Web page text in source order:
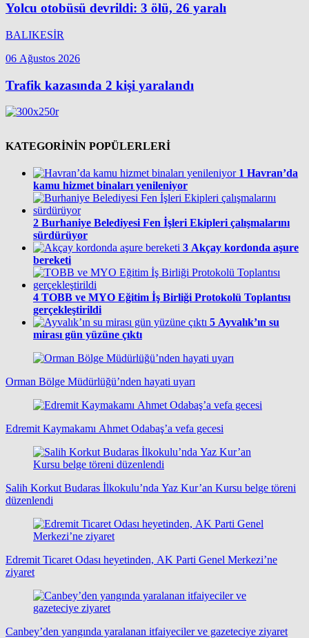
Yolcu otobüsü devrildi: 3 ölü, 26 yaralı
BALIKESİR
06 Ağustos 2026
Trafik kazasında 2 kişi yaralandı
KATEGORİNİN POPÜLERLERİ
1 Havran’da
kamu hizmet binaları yenileniyor
2 Burhaniye Belediyesi Fen İşleri Ekipleri çalışmalarını
sürdürüyor
3 Akçay kordonda aşure
bereketi
4 TOBB ve MYO Eğitim İş Birliği Protokolü Toplantısı
gerçekleştirildi
5 Ayvalık’ın su
mirası gün yüzüne çıktı
Orman Bölge Müdürlüğü’nden hayati uyarı
Edremit Kaymakamı Ahmet Odabaş’a vefa gecesi
Salih Korkut Budaras İlkokulu’nda Yaz Kur’an Kursu belge töreni
düzenlendi
Edremit Ticaret Odası heyetinden, AK Parti Genel Merkezi’ne
ziyaret
Canbey’den yangında yaralanan itfaiyeciler ve gazeteciye ziyaret